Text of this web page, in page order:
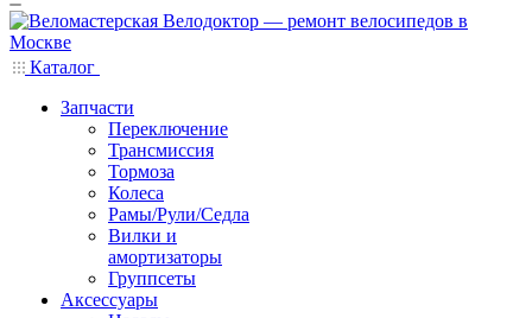
Каталог
Запчасти
Переключение
Трансмиссия
Тормоза
Колеса
Рамы/Рули/Седла
Вилки и
амортизаторы
Группсеты
Аксессуары